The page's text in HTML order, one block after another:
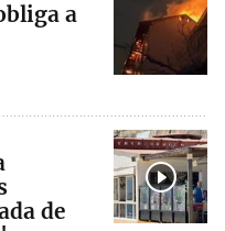
a
de